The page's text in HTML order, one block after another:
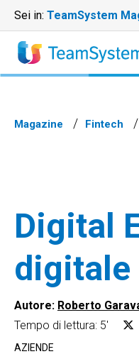
Sei in: TeamSystem
Magazine Fintech
Digital
digitale
Autore: Roberto
Tempo di lettura: 5'
AZIENDE